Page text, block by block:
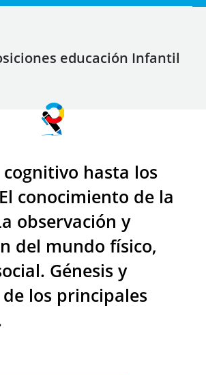
educación Infantil
hasta los
conocimiento de la
observación y
del mundo físico,
Génesis y
los principales